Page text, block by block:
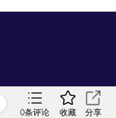
0条评论 收藏 分享